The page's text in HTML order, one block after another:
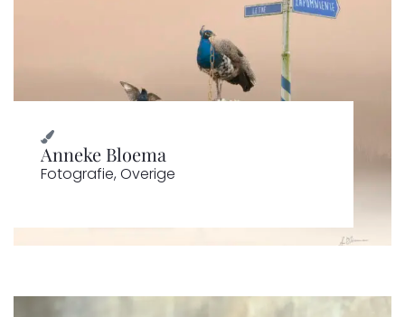
Anneke Bloema
Fotografie, Overige